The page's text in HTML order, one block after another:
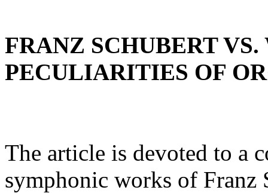
FRANZ SCHUBERT
PECULIARITIES OF
The article is devoted to a
symphonic works of Franz